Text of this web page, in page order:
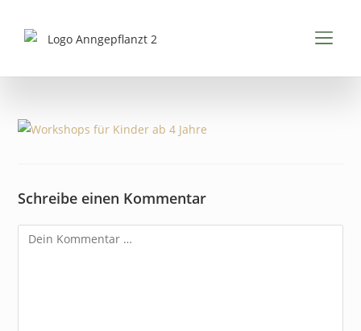
Schreibe einen Kommentar